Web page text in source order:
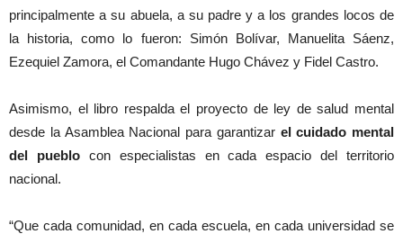
principalmente a su abuela, a su padre y a los grandes locos de
la historia, como lo fueron: Simón Bolívar, Manuelita Sáenz,
Ezequiel Zamora, el Comandante Hugo Chávez y Fidel Castro.
Asimismo, el libro respalda el proyecto de ley de salud mental
desde la Asamblea Nacional para garantizarel cuidado mental
del pueblocon especialistas en cada espacio del territorio
nacional.
“Que cada comunidad, en cada escuela, en cada universidad se